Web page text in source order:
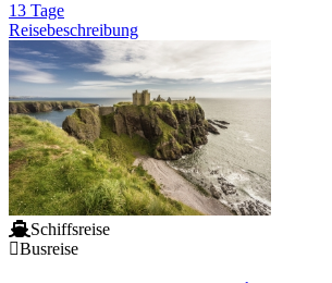
13 Tage
Reisebeschreibung
Schiffsreise
Busreise